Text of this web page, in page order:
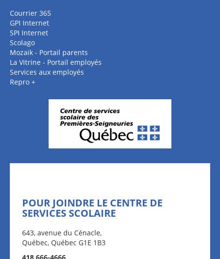
Courrier 365
GPI Internet
SPI Internet
Scolago
Mozaik - Portail parents
La Vitrine - Portail employés
Services aux employés
Repro +
POUR JOINDRE LE CENTRE DE
SERVICES SCOLAIRE
643, avenue du Cénacle,
Québec, Québec G1E 1B3